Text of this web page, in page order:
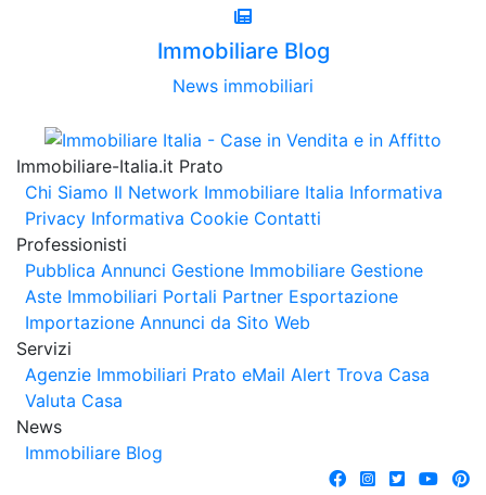
Immobiliare Blog
News immobiliari
Immobiliare-Italia.it Prato
Chi Siamo Il Network Immobiliare Italia Informativa
Privacy Informativa Cookie Contatti
Professionisti
Pubblica Annunci Gestione Immobiliare Gestione
Aste Immobiliari Portali Partner Esportazione
Importazione Annunci da Sito Web
Servizi
Agenzie Immobiliari Prato eMail Alert Trova Casa
Valuta Casa
News
Immobiliare Blog